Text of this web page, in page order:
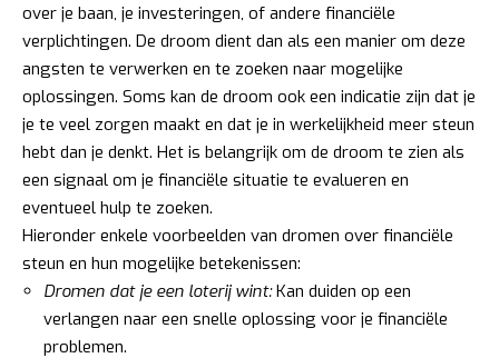
over je baan, je investeringen, of andere financiële
verplichtingen. De droom dient dan als een manier om deze
angsten te verwerken en te zoeken naar mogelijke
oplossingen. Soms kan de droom ook een indicatie zijn dat je
je te veel zorgen maakt en dat je in werkelijkheid meer steun
hebt dan je denkt. Het is belangrijk om de droom te zien als
een signaal om je financiële situatie te evalueren en
eventueel hulp te zoeken.
Hieronder enkele voorbeelden van dromen over financiële
steun en hun mogelijke betekenissen:
Dromen dat je een loterij wint:Kan duiden op een
verlangen naar een snelle oplossing voor je financiële
problemen.